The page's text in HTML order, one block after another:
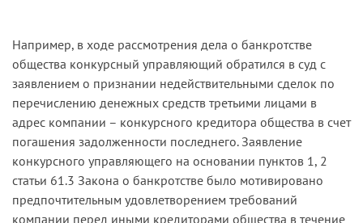
Например, в ходе рассмотрения дела о банкротстве
общества конкурсный управляющий обратился в суд с
заявлением о признании недействительными сделок по
перечислению денежных средств третьими лицами в
адрес компании – конкурсного кредитора общества в счет
погашения задолженности последнего. Заявление
конкурсного управляющего на основании пунктов 1, 2
статьи 61.3 Закона о банкротстве было мотивировано
предпочтительным удовлетворением требований
компании перед иными кредиторами общества в течение